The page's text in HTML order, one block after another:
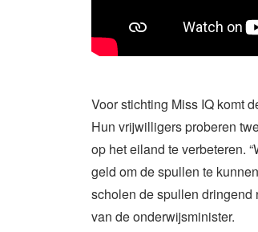
Voor stichting Miss IQ komt
Hun vrijwilligers proberen
op het eiland te verbeteren.
geld om de spullen te
scholen de spullen dringend
van de onderwijsminister.